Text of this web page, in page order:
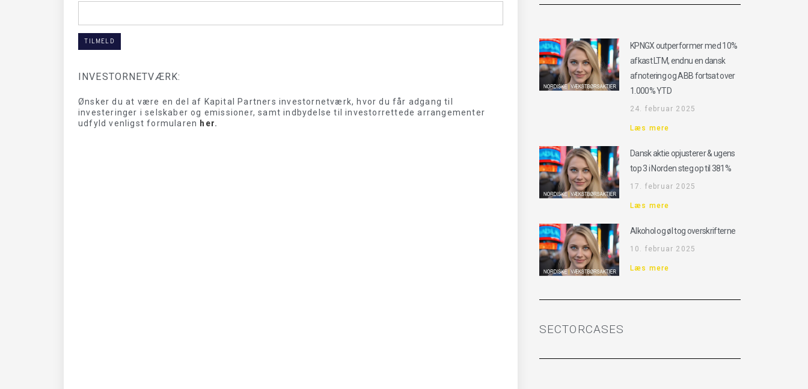
INVESTORNETVÆRK:
Ønsker du at være en del af Kapital Partners investornetværk, hvor du får adgang til
investeringer i selskaber og emissioner, samt indbydelse til investorrettede arrangementer
udfyld venligst formularen her.
KPNGX outperformer med 10%
afkast LTM, endnu en dansk
afnotering og ABB fortsat over
1.000% YTD
24. februar 2025
Læs mere
Dansk aktie opjusterer & ugens
top 3 i Norden steg op til 381%
17. februar 2025
Læs mere
Alkohol og øl tog overskrifterne
10. februar 2025
Læs mere
SECTORCASES